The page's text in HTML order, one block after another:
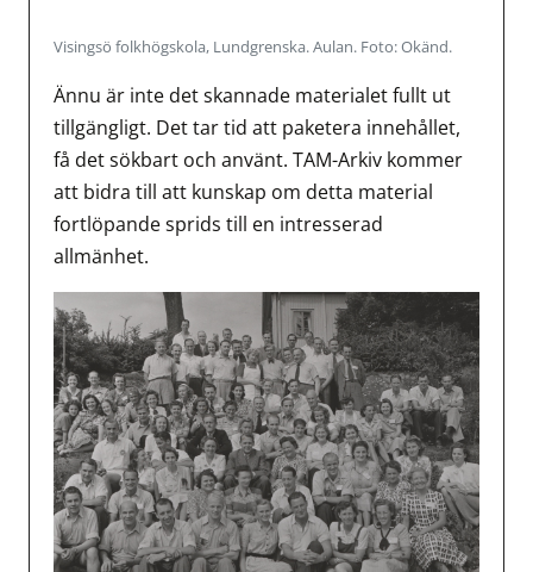
Visingsö folkhögskola, Lundgrenska. Aulan. Foto: Okänd.
Ännu är inte det skannade materialet fullt ut
tillgängligt. Det tar tid att paketera innehållet,
få det sökbart och använt. TAM-Arkiv kommer
att bidra till att kunskap om detta material
fortlöpande sprids till en intresserad
allmänhet.